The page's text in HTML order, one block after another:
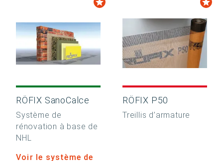
RÖFIX SanoCalce
Système de
rénovation à base de
NHL
Voir le système de
RÖFIX P50
Treillis d’armature